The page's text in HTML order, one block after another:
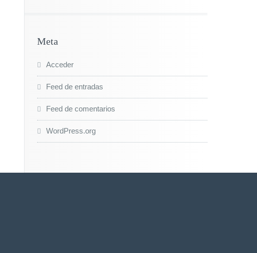
Meta
Acceder
Feed de entradas
Feed de comentarios
WordPress.org